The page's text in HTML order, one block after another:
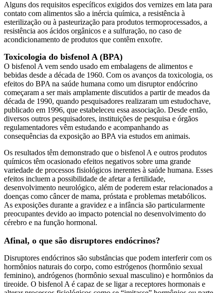
Alguns dos requisitos específicos exigidos dos vernizes em lata para
contato com alimentos são a inércia química, a resistência à
esterilização ou à pasteurização para produtos termoprocessados, a
resistência aos ácidos orgânicos e a sulfuração, no caso de
acondicionamento de produtos que contêm enxofre.
Toxicologia do bisfenol A (BPA)
O bisfenol A vem sendo usado em embalagens de alimentos e
bebidas desde a década de 1960. Com os avanços da toxicologia, os
efeitos do BPA na saúde humana como um disruptor endócrino
começaram a ser mais amplamente discutidos a partir de meados da
década de 1990, quando pesquisadores realizaram um estudochave,
publicado em 1996, que estabeleceu essa associação. Desde então,
diversos outros pesquisadores, instituições de pesquisa e órgãos
regulamentadores vêm estudando e acompanhando as
consequências da exposição ao BPA via estudos em animais.
Os resultados têm demonstrado que o bisfenol A e outros produtos
químicos têm ocasionado efeitos negativos sobre uma grande
variedade de processos fisiológicos inerentes à saúde humana. Esses
efeitos incluem a possibilidade de afetar a fertilidade,
desenvolvimento neurológico, além de poderem estar relacionados a
doenças como câncer de mama, próstata e problemas metabólicos.
As exposições durante a gravidez e a infância são particularmente
preocupantes devido ao impacto potencial no desenvolvimento do
cérebro e na função hormonal.
Afinal, o que são disruptores endócrinos?
Disruptores endócrinos são substâncias que podem interferir com os
hormônios naturais do corpo, como estrógenos (hormônio sexual
feminino), andrógenos (hormônio sexual masculino) e hormônios da
tireoide. O bisfenol A é capaz de se ligar a receptores hormonais e